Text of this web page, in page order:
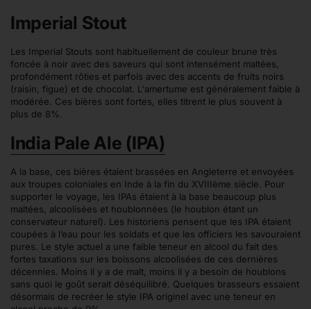
Imperial Stout
Les Imperial Stouts sont habituellement de couleur brune très
foncée à noir avec des saveurs qui sont intensément maltées,
profondément rôties et parfois avec des accents de fruits noirs
(raisin, figue) et de chocolat. L'amertume est généralement faible à
modérée. Ces bières sont fortes, elles titrent le plus souvent à
plus de 8%.
India Pale Ale (IPA)
A la base, ces bières étaient brassées en Angleterre et envoyées
aux troupes coloniales en Inde à la fin du XVIIIème siècle. Pour
supporter le voyage, les IPAs étaient à la base beaucoup plus
maltées, alcoolisées et houblonnées (le houblon étant un
conservateur naturel). Les historiens pensent que les IPA étaient
coupées à l’eau pour les soldats et que les officiers les savouraient
pures. Le style actuel a une faible teneur en alcool du fait des
fortes taxations sur les boissons alcoolisées de ces dernières
décennies. Moins il y a de malt, moins il y a besoin de houblons
sans quoi le goût serait déséquilibré. Quelques brasseurs essaient
désormais de recréer le style IPA originel avec une teneur en